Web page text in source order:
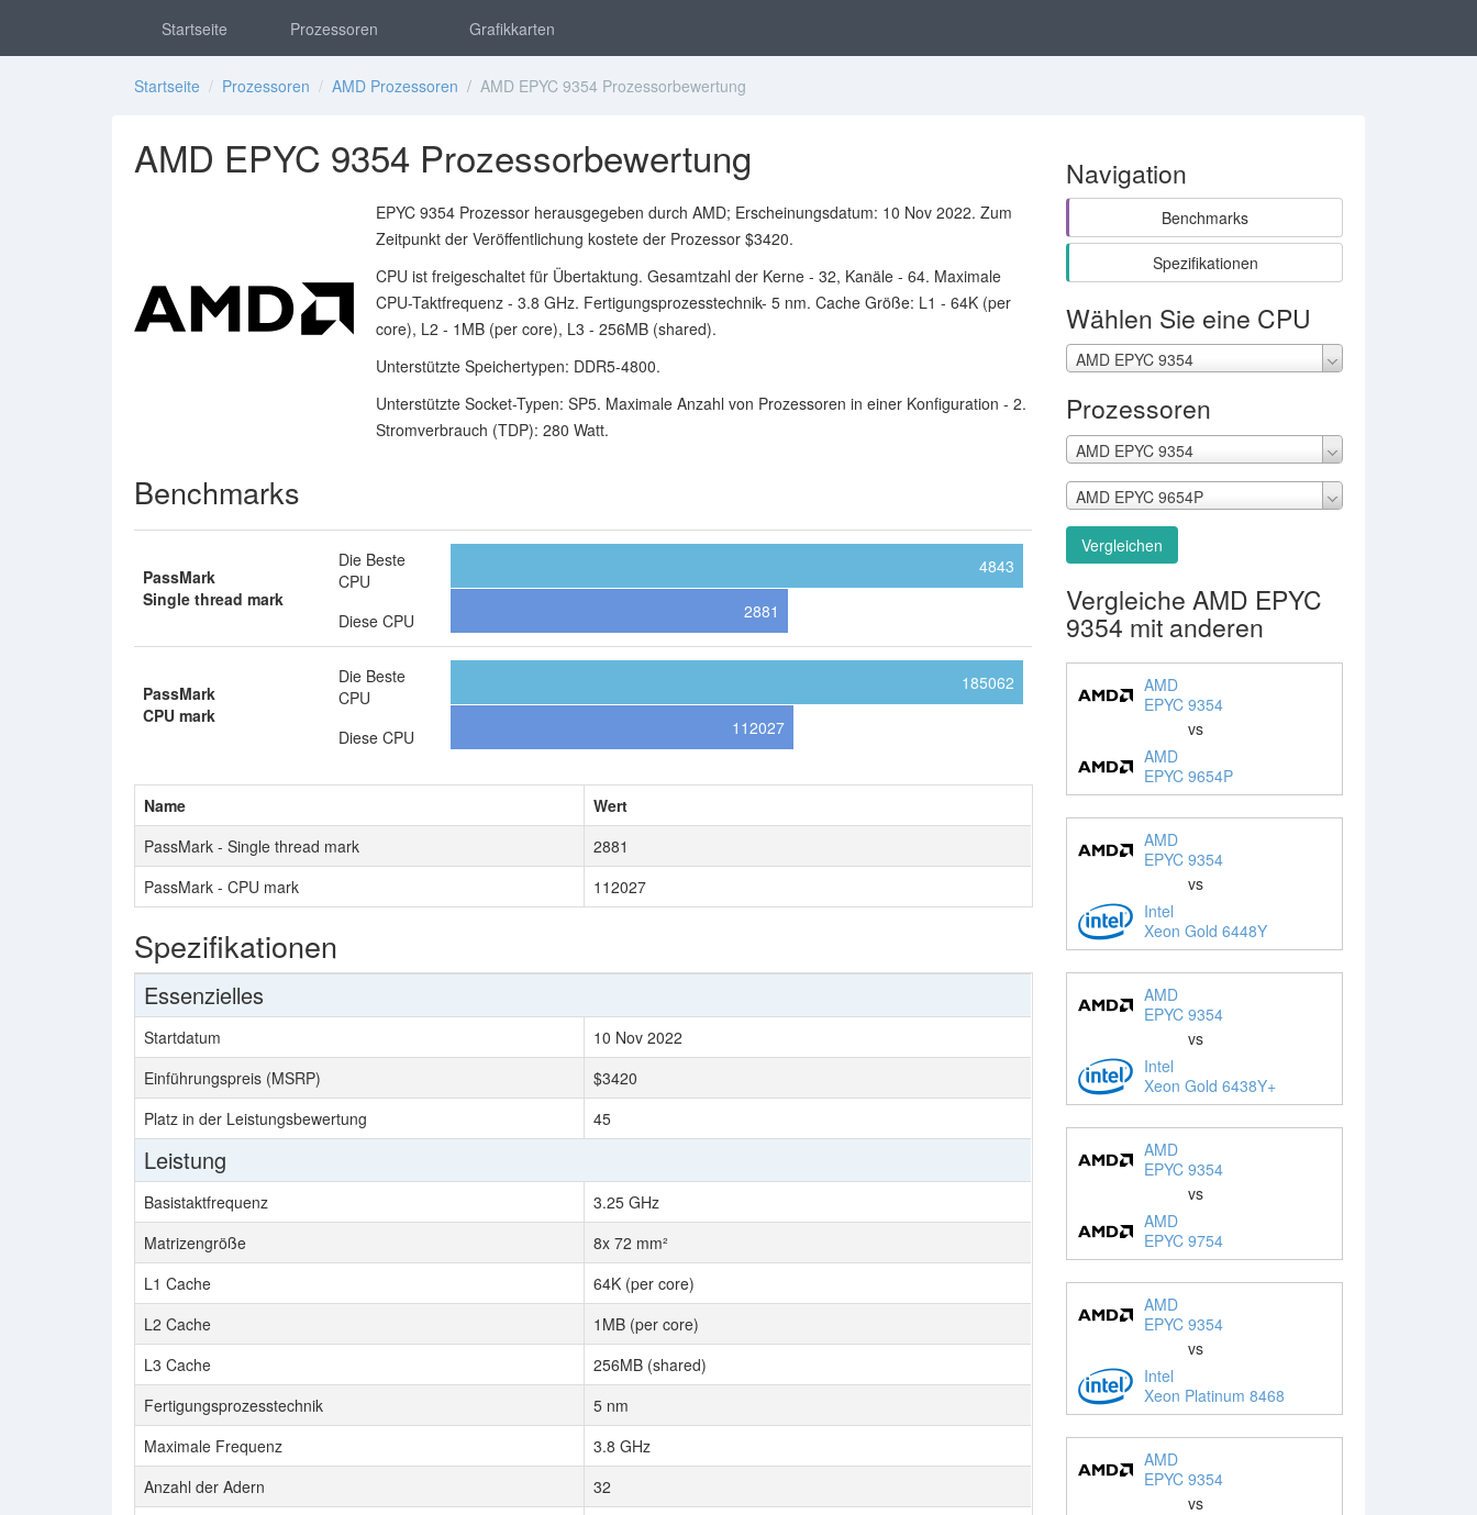
Startseite Prozessoren Grafikkarten
Startseite / Prozessoren / AMD Prozessoren / AMD EPYC 9354 Prozessorbewertung
AMD EPYC 9354 Prozessorbewertung
EPYC 9354 Prozessor herausgegeben durch AMD; Erscheinungsdatum: 10 Nov 2022. Zum
Zeitpunkt der Veröffentlichung kostete der Prozessor $3420.
CPU ist freigeschaltet für Übertaktung. Gesamtzahl der Kerne - 32, Kanäle - 64. Maximale
CPU-Taktfrequenz - 3.8 GHz. Fertigungsprozesstechnik- 5 nm. Cache Größe: L1 - 64K (per
core), L2 - 1MB (per core), L3 - 256MB (shared).
Unterstützte Speichertypen: DDR5-4800.
Unterstützte Socket-Typen: SP5. Maximale Anzahl von Prozessoren in einer Konfiguration - 2.
Stromverbrauch (TDP): 280 Watt.
Benchmarks
PassMark
Single thread mark
Die Beste
CPU
Diese CPU
4843
2881
PassMark
CPU mark
Die Beste
CPU
Diese CPU
185062
112027
Name
Wert
PassMark - Single thread mark
2881
PassMark - CPU mark
112027
Spezifikationen
Essenzielles
Startdatum
10 Nov 2022
Einführungspreis (MSRP)
$3420
Platz in der Leistungsbewertung
45
Leistung
Basistaktfrequenz
3.25 GHz
Matrizengröße
8x 72 mm²
L1 Cache
64K (per core)
L2 Cache
1MB (per core)
L3 Cache
256MB (shared)
Fertigungsprozesstechnik
5 nm
Maximale Frequenz
3.8 GHz
Anzahl der Adern
32
Navigation
Benchmarks
Spezifikationen
Wählen Sie eine CPU
AMD EPYC 9354
Prozessoren
AMD EPYC 9354
AMD EPYC 9654P
Vergleichen
Vergleiche AMD EPYC
9354 mit anderen
AMD
EPYC 9354
vs
AMD
EPYC 9654P
AMD
EPYC 9354
vs
Intel
Xeon Gold 6448Y
AMD
EPYC 9354
vs
Intel
Xeon Gold 6438Y+
AMD
EPYC 9354
vs
AMD
EPYC 9754
AMD
EPYC 9354
vs
Intel
Xeon Platinum 8468
AMD
EPYC 9354
vs